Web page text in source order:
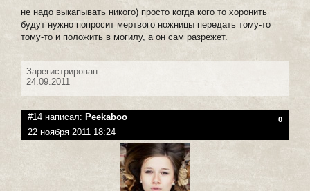
не надо выкапывать никого) просто когда кого то хоронить
будут нужно попросит мертвого ножницы передать тому-то
тому-то и положить в могилу, а он сам разрежет.
Зарегистрирован:
24.09.2011
#14 написал: Peekaboo 0
22 ноября 2011 18:24